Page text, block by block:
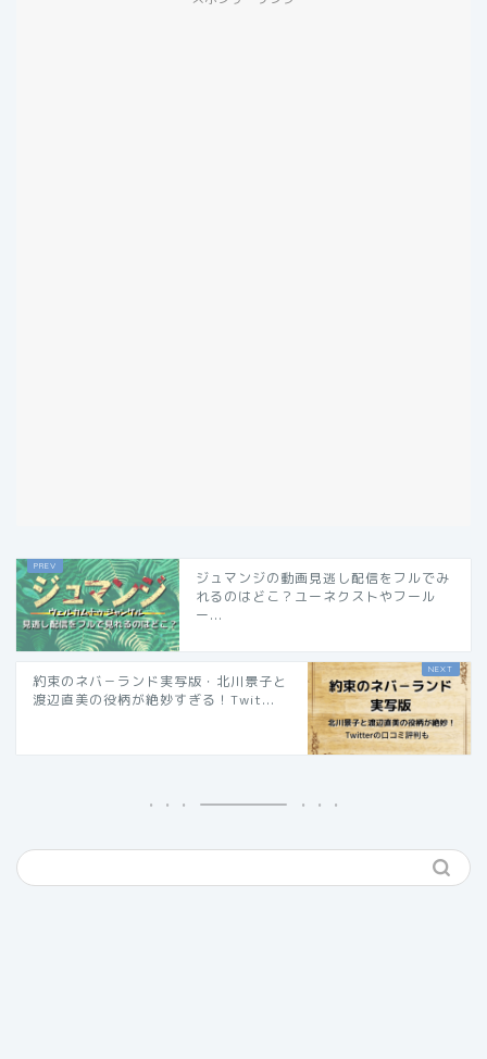
ジュマンジの動画見逃し配信をフルでみ
れるのはどこ？ユーネクストやフール
ー...
約束のネバ－ランド実写版・北川景子と
渡辺直美の役柄が絶妙すぎる！Twit...